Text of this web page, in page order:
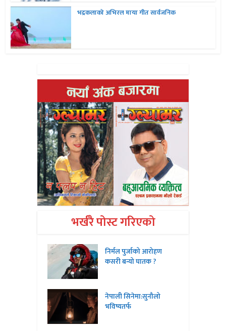
भद्रकलाको अभिरल माया गीत सार्वजनिक
भर्खरै पोस्ट गरिएको
निर्मल पुर्जाको आरोहण
कसरी बन्यो घातक ?
नेपाली सिनेमा:सुनौलो
भविष्यतर्फ